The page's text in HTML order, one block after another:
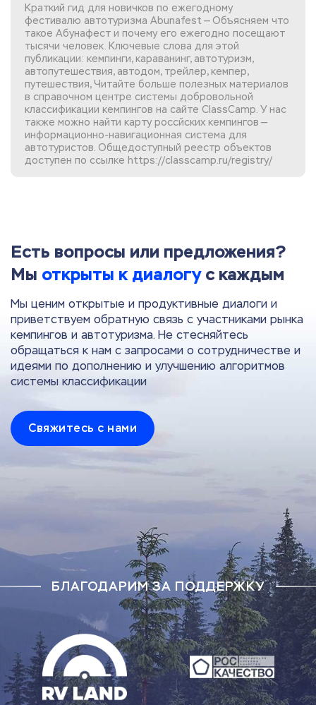
Краткий гид для новичков по ежегодному
фестивалю автотуризма Abunafest — Объясняем что
такое Абунафест и почему его ежегодно посещают
тысячи человек. Ключевые слова для этой
публикации: кемпинги, караванинг, автотуризм,
автопутешествия, автодом, трейлер, кемпер,
путешествия, Читайте больше полезных материалов
в справочном центре системы добровольной
классификации кемпингов на сайте ClassCamp. У нас
также можно найти карту россйских кемпингов —
информационно-навигационная система для
автотуристов. Общедоступный реестр объектов
доступен по ссылке https://classcamp.ru/registry/
Есть вопросы или предложения?
Мы открыты к диалогус каждым
Мы ценим открытые и продуктивные диалоги и
приветствуем обратную связь с участниками рынка
кемпингов и автотуризма. Не стесняйтесь
обращаться к нам с запросами о сотрудничестве и
идеями по дополнению и улучшению алгоритмов
системы классификации
Свяжитесь с нами
БЛАГОДАРИМ ЗА ПОДДЕРЖКУ